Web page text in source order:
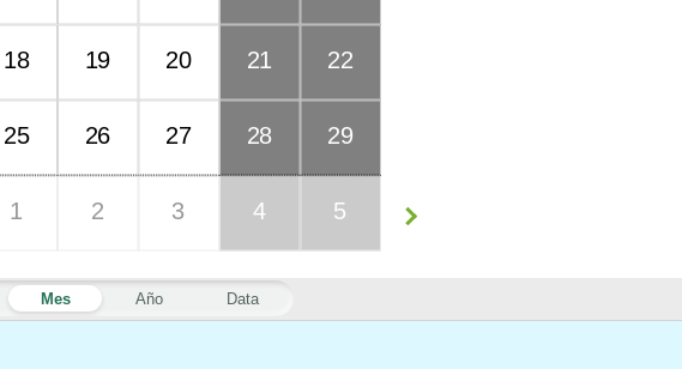
Mes Año Data
18 19 20 21 22
25 26 27 28 29
1 2 3 4 5